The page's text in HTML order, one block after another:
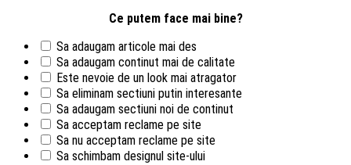
Ce putem face mai bine?
Sa adaugam articole mai des
Sa adaugam continut mai de calitate
Este nevoie de un look mai atragator
Sa eliminam sectiuni putin interesante
Sa adaugam sectiuni noi de continut
Sa acceptam reclame pe site
Sa nu acceptam reclame pe site
Sa schimbam designul site-ului